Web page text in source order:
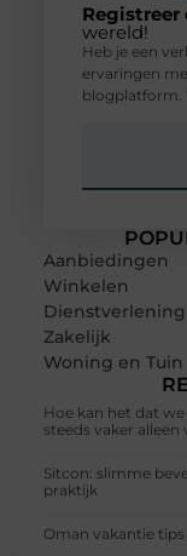
Aanbiedingen
Winkelen
Dienstverlening
Zakelijk
Woning en Tuin
Hoe kan het dat
steeds vaker alleen
Sitcon: slimme
praktijk
Oman vakantie
Registreer
wereld!
Heb je een
ervaringen
blogplatform.